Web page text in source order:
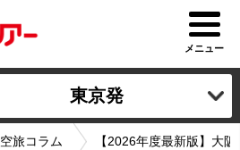
メニュー
東京発
空旅コラム 【2026年度最新版】大